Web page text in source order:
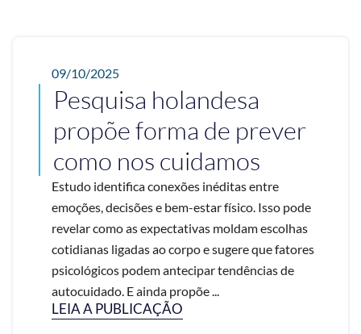
09/10/2025
Pesquisa holandesa
propõe forma de prever
como nos cuidamos
Estudo identifica conexões inéditas entre
emoções, decisões e bem-estar físico. Isso pode
revelar como as expectativas moldam escolhas
cotidianas ligadas ao corpo e sugere que fatores
psicológicos podem antecipar tendências de
autocuidado. E ainda propõe ...
LEIA A PUBLICAÇÃO